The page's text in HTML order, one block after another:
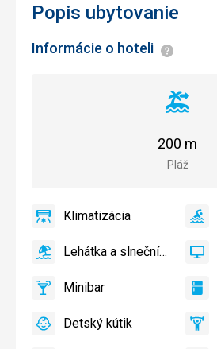
Popis ubytovanie
Informácie o hoteli
pláže
Pláž
200 m
Klimatizácia
Klimatizácia
áno áno
Lehátka
slnečníky
bazéne
Lehátka a slnečníky pri bazéne zadarmo
áno TV
áno
Minibar,Minibar
áno áno
DetskýDetský kútik
áno áno